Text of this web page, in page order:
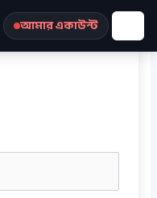
আমার একাউন্ট